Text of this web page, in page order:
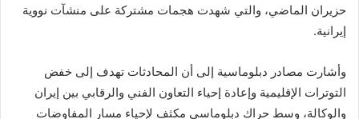
حزيران الماضي، والتي شهدت هجمات مشتركة على منشآت نووية
إيرانية.
وأشارت مصادر دبلوماسية إلى أن المحادثات تهدف إلى خفض
التوترات الإقليمية وإعادة إحياء التعاون الفني والرقابي بين إيران
والوكالة، وسط حراك دبلوماسي مكثف لإحياء مسار المفاوضات